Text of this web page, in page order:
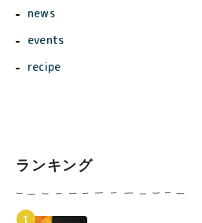
news
events
recipe
ランキング